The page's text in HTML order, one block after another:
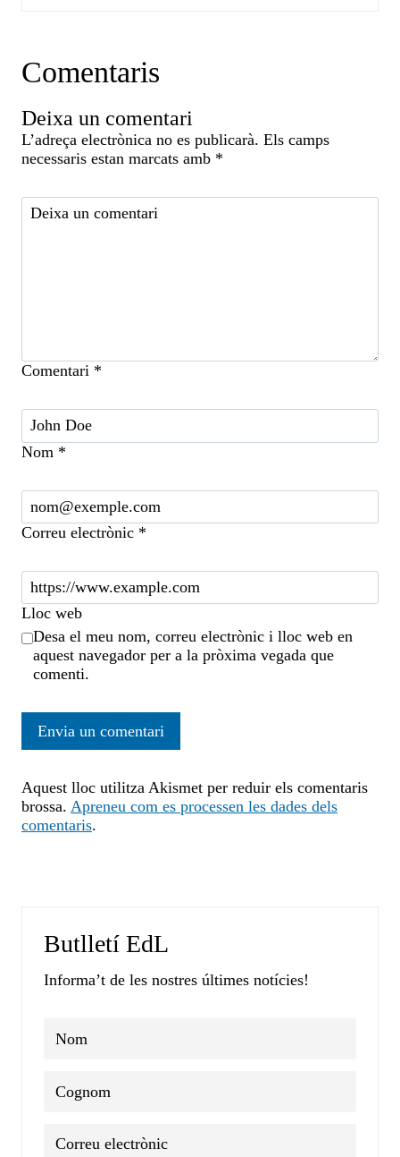
Comentaris
Deixa un comentari
L’adreça electrònica no es publicarà. Els camps
necessaris estan marcats amb *
Comentari *
Nom *
Correu electrònic *
Lloc web
Desa el meu nom, correu electrònic i lloc web en
aquest navegador per a la pròxima vegada que
comenti.
Aquest lloc utilitza Akismet per reduir els comentaris
brossa. Apreneu com es processen les dades dels
comentaris.
Butlletí EdL
Informa’t de les nostres últimes notícies!